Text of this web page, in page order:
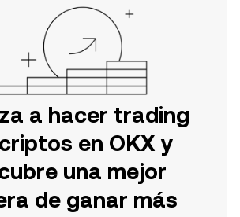
a hacer trading
en OKX y
una mejor
de ganar más